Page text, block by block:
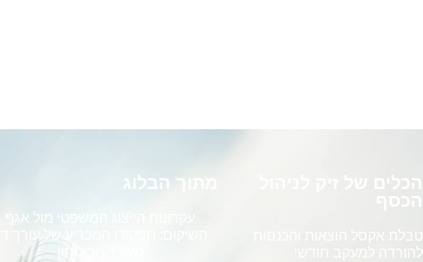
הכלים של זיק לניהול
טבלת אקסל הוצאות והכנסות
להורדה למעקב חודשי
מתוך הבלוג
עקרונות הייצוג המשפטי מול אגף
השיקום: תפקידו המכריע של עורך דין